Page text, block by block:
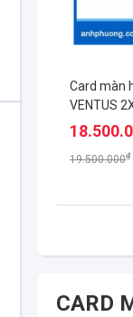
Card màn
VENTUS
19.500.000₫
CARD